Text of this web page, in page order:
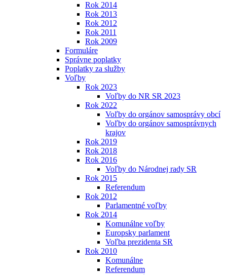
Rok 2014
Rok 2013
Rok 2012
Rok 2011
Rok 2009
Formuláre
Správne poplatky
Poplatky za služby
Voľby
Rok 2023
Voľby do NR SR 2023
Rok 2022
Voľby do orgánov samosprávy obcí
Voľby do orgánov samosprávnych
krajov
Rok 2019
Rok 2018
Rok 2016
Voľby do Národnej rady SR
Rok 2015
Referendum
Rok 2012
Parlamentné voľby
Rok 2014
Komunálne voľby
Europsky parlament
Voľba prezidenta SR
Rok 2010
Komunálne
Referendum